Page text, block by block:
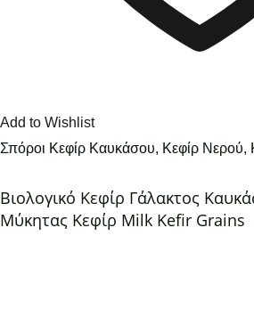
Add to Wishlist
Σπόροι Κεφίρ Καυκάσου, Κεφίρ
Βιολογικό Κεφίρ Γάλακτος
Μύκητας Κεφίρ Milk Kefir Grains